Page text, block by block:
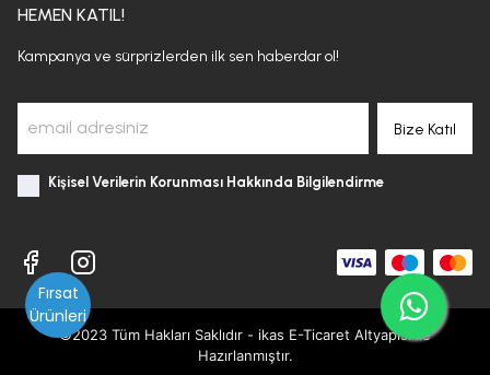
HEMEN KATIL!
Kampanya ve sürprizlerden ilk sen haberdar ol!
Bize Katıl
Kişisel Verilerin Korunması Hakkında Bilgilendirme
©2023 Tüm Hakları Saklıdır - ikas E-Ticaret Altyapısı ile
Hazırlanmıştır.
Fırsat
Ürünleri